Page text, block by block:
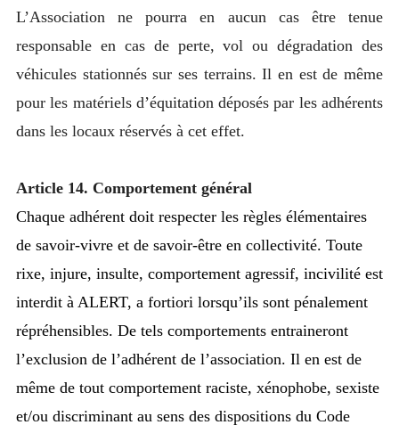
L’Association ne pourra en aucun cas être tenue
responsable en cas de perte, vol ou dégradation des
véhicules stationnés sur ses terrains. Il en est de même
pour les matériels d’équitation déposés par les adhérents
dans les locaux réservés à cet effet.
Article 14. Comportement général
Chaque adhérent doit respecter les règles élémentaires
de savoir-vivre et de savoir-être en collectivité. Toute
rixe, injure, insulte, comportement agressif, incivilité est
interdit à ALERT, a fortiori lorsqu’ils sont pénalement
répréhensibles. De tels comportements entraineront
l’exclusion de l’adhérent de l’association. Il en est de
même de tout comportement raciste, xénophobe, sexiste
et/ou discriminant au sens des dispositions du Code